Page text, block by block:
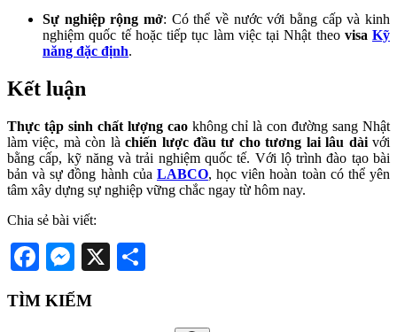
Sự nghiệp rộng mở: Có thể về nước với bằng cấp và kinh
nghiệm quốc tế hoặc tiếp tục làm việc tại Nhật theo visa Kỹ
năng đặc định.
Kết luận
Thực tập sinh chất lượng caokhông chỉ là con đường sang Nhật
làm việc, mà còn làchiến lược đầu tư cho tương lai lâu dàivới
bằng cấp, kỹ năng và trải nghiệm quốc tế. Với lộ trình đào tạo bài
bản và sự đồng hành của LABCO, học viên hoàn toàn có thể yên
tâm xây dựng sự nghiệp vững chắc ngay từ hôm nay.
Chia sẻ bài viết:
Facebook
Messenger
X
TÌM KIẾM